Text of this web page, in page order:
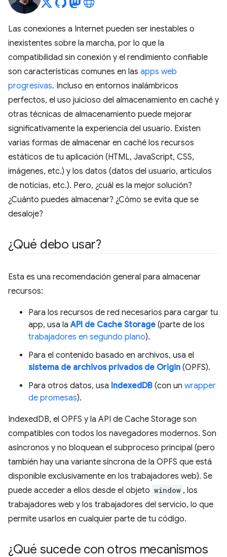
Las conexiones a Internet pueden ser inestables o
inexistentes sobre la marcha, por lo que la
compatibilidad sin conexión y el rendimiento confiable
son características comunes en las apps web
progresivas. Incluso en entornos inalámbricos
perfectos, el uso juicioso del almacenamiento en caché y
otras técnicas de almacenamiento puede mejorar
significativamente la experiencia del usuario. Existen
varias formas de almacenar en caché los recursos
estáticos de tu aplicación (HTML, JavaScript, CSS,
imágenes, etc.) y los datos (datos del usuario, artículos
de noticias, etc.). Pero, ¿cuál es la mejor solución?
¿Cuánto puedes almacenar? ¿Cómo se evita que se
desaloje?
¿Qué debo usar?
Esta es una recomendación general para almacenar
recursos:
Para los recursos de red necesarios para cargar tu
app, usa laAPI de Cache Storage (parte de los
trabajadores en segundo plano).
Para el contenido basado en archivos, usa el
sistema de archivos privados de Origin (OPFS).
Para otros datos, usa IndexedDB (con un wrapper
de promesas).
IndexedDB, el OPFS y la API de Cache Storage son
compatibles con todos los navegadores modernos. Son
asíncronos y no bloquean el subproceso principal (pero
también hay una variante síncrona de la OPFS que está
disponible exclusivamente en los trabajadores web). Se
puede acceder a ellos desde el objeto window , los
trabajadores web y los trabajadores del servicio, lo que
permite usarlos en cualquier parte de tu código.
¿Qué sucede con otros mecanismos